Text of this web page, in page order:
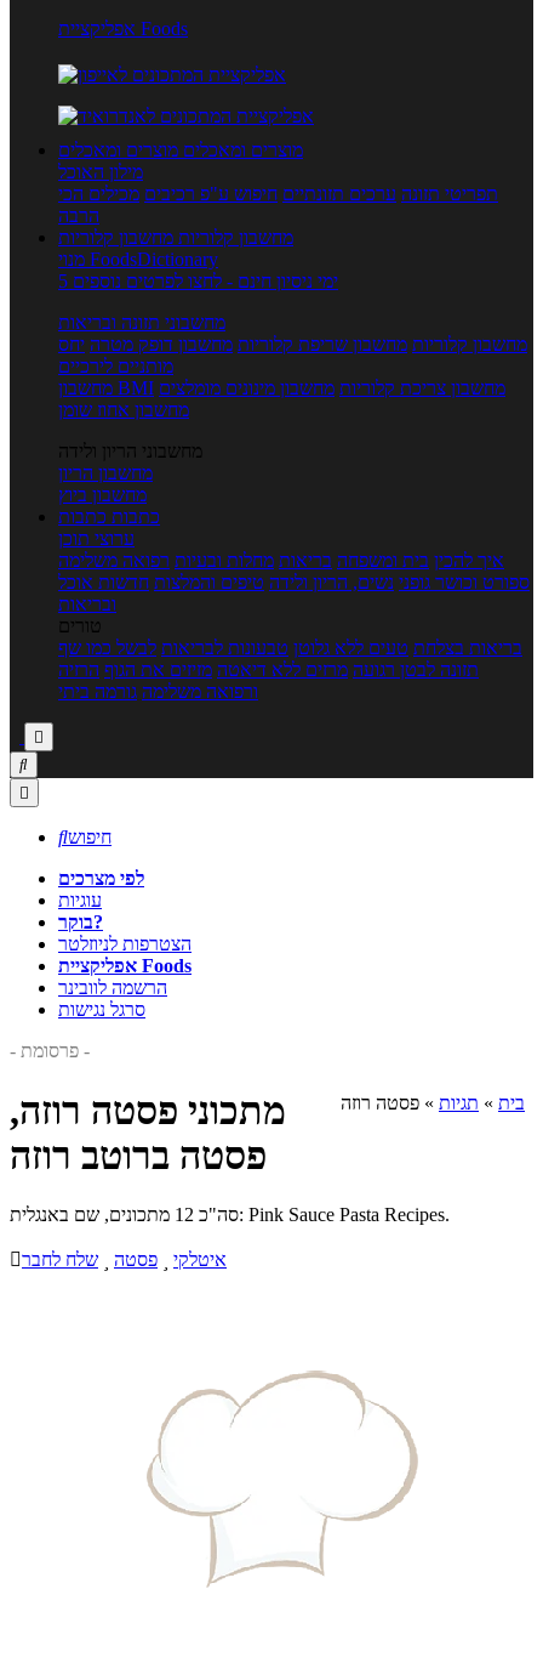
אפליקציית Foods
מוצרים ומאכלים מוצרים ומאכלים
מילון האוכל
תפריטי תזונה ערכים תזונתיים חיפוש ע"פ רכיבים מכילים הכי
הרבה
מחשבון קלוריות מחשבון קלוריות
מנוי FoodsDictionary
5 ימי ניסיון חינם - לחצו לפרטים נוספים
מחשבוני תזונה ובריאות
מחשבון קלוריות מחשבון שריפת קלוריות מחשבון דופק מטרה יחס
מותניים לירכיים
מחשבון BMI
מחשבון צריכת קלוריות מחשבון מינונים מומלצים
מחשבון אחוז שומן
מחשבוני הריון ולידה
מחשבון הריון
מחשבון ביוץ
כתבות כתבות
ערוצי תוכן
איך להכין בית ומשפחה בריאות מחלות ובעיות רפואה משלימה
ספורט וכושר גופני נשים, הריון ולידה טיפים והמלצות חדשות אוכל
ובריאות
טורים
בריאות בצלחת טעים ללא גלוטן טבעונות לבריאות לבשל כמו שף
תזונה לבטן רגועה מרזים ללא דיאטה מזיזים את הגוף הרזיה
ורפואה משלימה גורמה ביתי



חיפוש
לפי מצרכים
עוגיות
בוקר?
הצטרפות לניוזלטר
אפליקציית Foods
הרשמה לוובינר
סרגל נגישות
- פרסומת -
בית » תגיות » פסטה רוזה
מתכוני פסטה רוזה,
פסטה ברוטב רוזה
סה"כ 12 מתכונים, שם באנגלית: Pink Sauce Pasta Recipes.
שלח לחבר פסטה איטלקי